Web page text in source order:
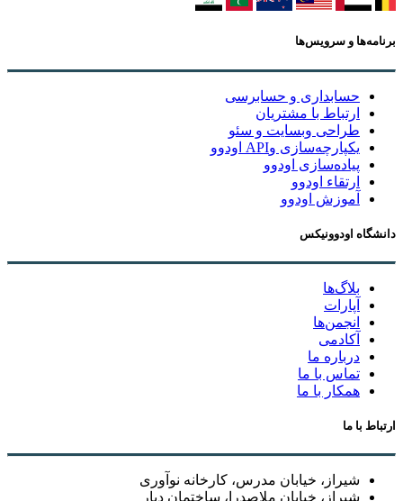
برنامه‌ها و سرویس‌ها
حسابداری و حسابرسی
ارتباط با مشتریان
طراحی وبسایت و سئو
یکپارچه‌سازی وAPI اودوو
پیاده‌سازی اودوو
ارتقاء اودوو
آموزش اودوو
دانشگاه اودوونیکس
بلاگ‌ها
آپارات
انجمن‌ها
آکادمی
درباره ما
تماس با ما
همکار با ما
ارتباط با ما
شیراز، خیابان مدرس، کارخانه نوآوری
شیراز، خیابان ملاصدرا، ساختمان دیار